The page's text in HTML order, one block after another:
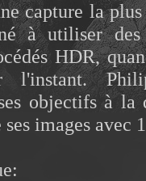
capture la
à utiliser des
HDR,
objectifs à la
images avec